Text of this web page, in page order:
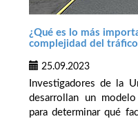
¿Qué es lo más
complejidad del
25.09.2023
Investigadores de la
desarrollan un
para determinar qué